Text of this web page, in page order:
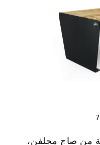
من صاج مجلفن،